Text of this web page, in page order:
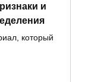
и
который